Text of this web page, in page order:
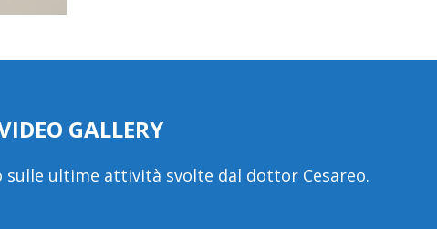
GALLERY
sulle ultime attività svolte dal dottor Cesareo.